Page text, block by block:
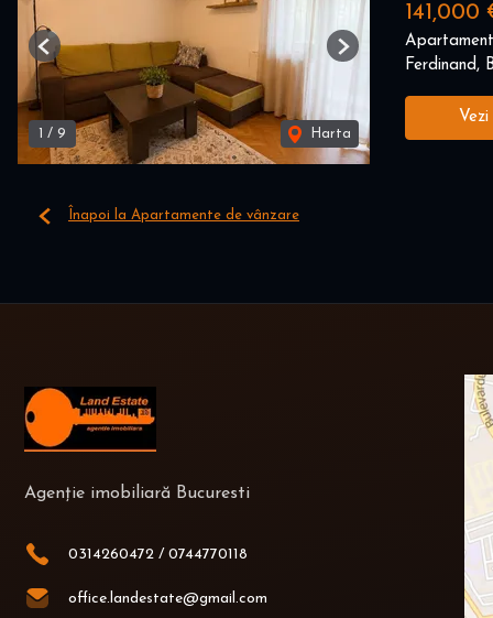
/ 9 Harta
Previous Next
141,000
Ferdinand,
Înapoi la Apartamente de vânzare
Agenție imobiliară Bucuresti
0314260472 / 0744770118
office.landestate@gmail.com